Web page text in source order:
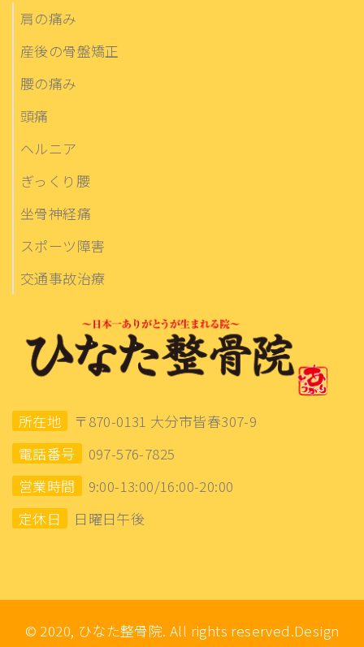
肩の痛み
産後の骨盤矯正
腰の痛み
頭痛
ヘルニア
ぎっくり腰
坐骨神経痛
スポーツ障害
交通事故治療
所在地
〒870-0131 大分市皆春307-9
電話番号
097-576-7825
営業時間
9:00-13:00/16:00-20:00
定休日
日曜日午後
© 2020, ひなた整骨院. All rights reserved.Design